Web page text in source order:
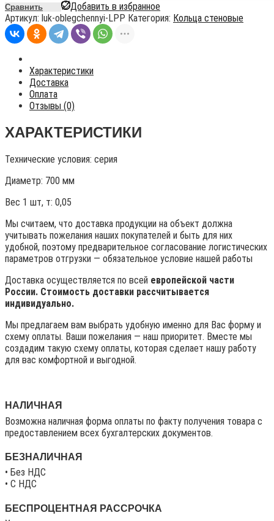
Сравнить
Добавить в избранное
Артикул: luk-oblegchennyi-LPP Категория: Кольца стеновые
Характеристики
Доставка
Оплата
Отзывы (0)
ХАРАКТЕРИСТИКИ
Технические условия: серия
Диаметр: 700 мм
Вес 1 шт, т: 0,05
Мы считаем, что доставка продукции на объект должна
учитывать пожелания наших покупателей и быть для них
удобной, поэтому предварительное согласование логистических
параметров отгрузки — обязательное условие нашей работы
Доставка осуществляется по всей европейской части
России. Стоимость доставки рассчитывается
индивидуально.
Мы предлагаем вам выбрать удобную именно для Вас форму и
схему оплаты. Ваши пожелания — наш приоритет. Вместе мы
создадим такую схему оплаты, которая сделает нашу работу
для вас комфортной и выгодной.
НАЛИЧНАЯ
Возможна наличная форма оплаты по факту получения товара с
предоставлением всех бухгалтерских документов.
БЕЗНАЛИЧНАЯ
• Без НДС
• C НДС
БЕСПРОЦЕНТНАЯ РАССРОЧКА